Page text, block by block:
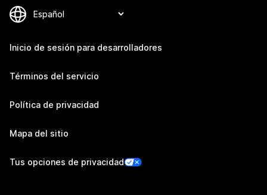
Inicio de sesión para desarrolladores
Términos del servicio
Política de privacidad
Mapa del sitio
Tus opciones de privacidad